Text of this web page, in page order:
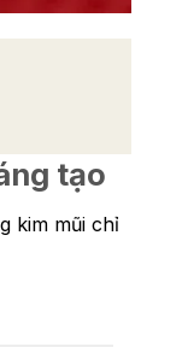
tạo
kim mũi chỉ